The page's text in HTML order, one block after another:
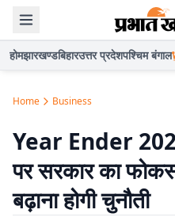
होमझारखण्डबिहारउत्तर प्रदेशपश्चिम बंगाल
Home Business
Year Ender
पर सरकार का
बढ़ाना होगी चुनौती